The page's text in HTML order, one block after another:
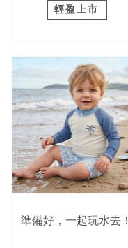
輕盈上市
準備好，一起玩水去！